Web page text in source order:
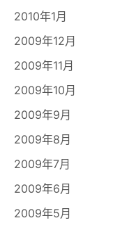
2010年1月
2009年12月
2009年11月
2009年10月
2009年9月
2009年8月
2009年7月
2009年6月
2009年5月